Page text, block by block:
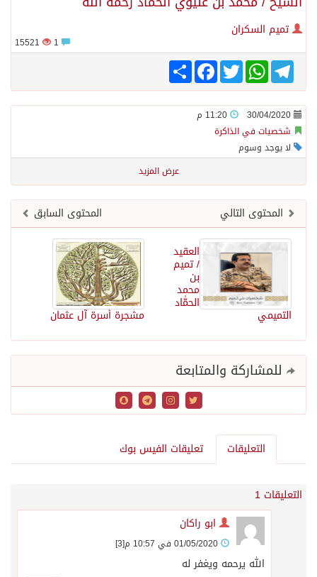
تميم السكران
15521
Share
FacebookTwitter
WhatsAppTelegram
30/04/2020
شخصيات في الذاكرة
لا يوجد وسوم
عرض المزيد
المحتوى السابق المحتوى التالي
مشجرة أسرة آل عثمان
العقيد
/ تميم
بن
محمد
الحمّٰاد
التميمي
للمشاركة والمتابعة
التعليقات تعليقات الفيس بوك
التعليقات 1
ابو راكان
[3]
الله يرحمه ويغفر له